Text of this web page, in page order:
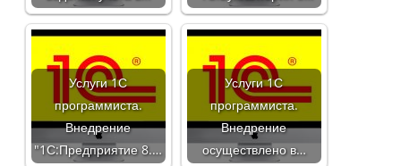
Услуги 1С
программиста.
Внедрение
"1С:Предприятие 8.…
Услуги 1С
программиста.
Внедрение
осуществлено в…